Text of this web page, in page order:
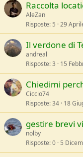
Raccolta
AleZan
Risposte 5 29
Il verdone di
andreal
Risposte 3 15
Chiedimi
Ciccio74
Risposte 34 18
gestire brevi
nolby
Risposte 0 5